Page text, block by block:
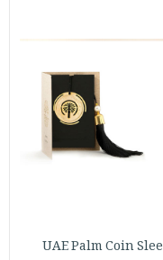
UAE Palm Coin Slee